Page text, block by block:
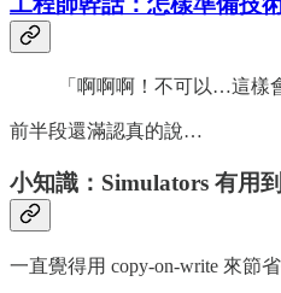
「啊啊啊！不可以…這
前半段還滿認真的說…
小知識：Simulators 有用
一直覺得用 copy-on-write 來節